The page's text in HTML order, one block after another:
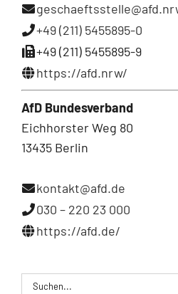
+49 (211) 5455895-0
+49 (211) 5455895-9
https://afd.nrw/
AfD Bundesverband
Eichhorster Weg 80
13435 Berlin
kontakt@afd.de
030 – 220 23 000
https://afd.de/
Suche